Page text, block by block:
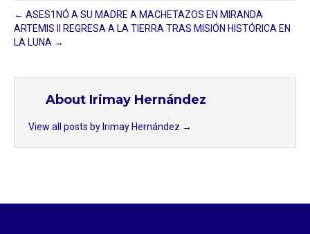
← ASES1NÓ A SU MADRE A MACHETAZOS EN MIRANDA
ARTEMIS II REGRESA A LA TIERRA TRAS MISIÓN HISTÓRICA EN
LA LUNA →
About Irimay Hernández
View all posts by Irimay Hernández →